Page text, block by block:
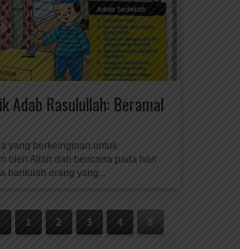
Adab Rasulullah: Beramal
yang berkeinginan untuk
oleh Allah dari bencana pada hari
bantulah orang yang...
1 2 3 4 5